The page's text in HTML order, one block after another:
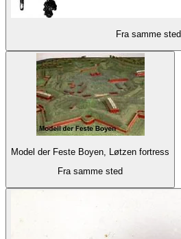
Fra samme sted
Model der Feste Boyen, Løtzen fortress
Fra samme sted